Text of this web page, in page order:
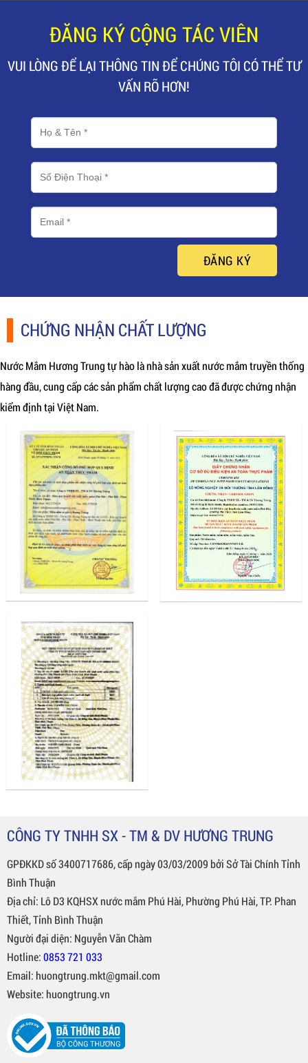
ĐĂNG KÝ CỘNG TÁC VIÊN
VUI LÒNG ĐỂ LẠI THÔNG TIN ĐỂ CHÚNG TÔI CÓ THỂ TƯ
VẤN RÕ HƠN!
ĐĂNG KÝ
CHỨNG NHẬN CHẤT LƯỢNG
Nước Mắm Hương Trung tự hào là nhà sản xuất nước mắm truyền thống
hàng đầu, cung cấp các sản phẩm chất lượng cao đã được chứng nhận
kiểm định tại Việt Nam.
CÔNG TY TNHH SX - TM & DV HƯƠNG TRUNG
GPĐKKD số 3400717686, cấp ngày 03/03/2009 bởi Sở Tài Chính Tỉnh
Bình Thuận
Địa chỉ: Lô D3 KQHSX nước mắm Phú Hài, Phường Phú Hài, TP. Phan
Thiết, Tỉnh Bình Thuận
Người đại diện: Nguyễn Văn Chàm
Hotline:0853 721 033
Email: huongtrung.mkt@gmail.com
Website: huongtrung.vn